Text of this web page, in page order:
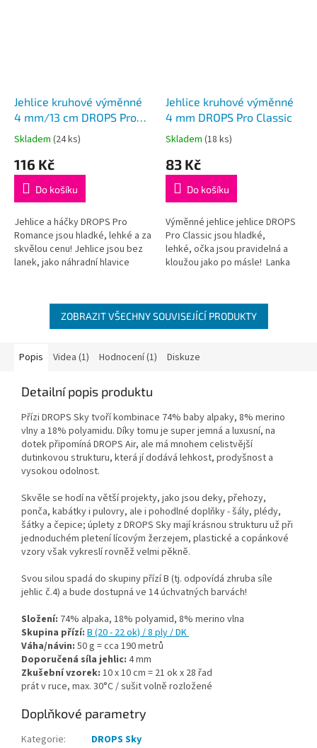
Jehlice kruhové výměnné
4 mm/13 cm DROPS Pro
Romance (Birch)
Průměrné
produktu
5,0
5
hvězdiček.
Skladem (24 ks)
116 Kč
Do košíku
Jehlice a háčky DROPS Pro
Romance jsou hladké, lehké a za
skvělou cenu! Jehlice jsou bez
lanek, jako náhradní hlavice
Jehlice kruhové výměnné
4 mm DROPS Pro Classic
Průměrné
produktu
5,0
5
hvězdiček.
Skladem (18 ks)
83 Kč
Do košíku
Výměnné jehlice jehlice DROPS
Pro Classic jsou hladké,
lehké, očka jsou pravidelná a
kloužou jako po másle! Lanka
ZOBRAZIT VŠECHNY SOUVISEJÍCÍ PRODUKTY
Popis Videa (1) Hodnocení (1) Diskuze
Detailní popis produktu
Přízi DROPS Sky tvoří kombinace 74% baby alpaky, 8% merino
vlny a 18% polyamidu. Díky tomu je super jemná a luxusní, na
dotek připomíná DROPS Air, ale má mnohem celistvější
dutinkovou strukturu, která jí dodává lehkost, prodyšnost a
vysokou odolnost.
Skvěle se hodí na větší projekty, jako jsou deky, přehozy,
ponča, kabátky i pulovry, ale i pohodlné doplňky - šály, plédy,
šátky a čepice; úplety z DROPS Sky mají krásnou strukturu už při
jednoduchém pletení lícovým žerzejem, plastické a copánkové
vzory však vykreslí rovněž velmi pěkně.
Svou silou spadá do skupiny přízí B (tj. odpovídá zhruba síle
jehlic č.4) a bude dostupná ve 14 úchvatných barvách!
Složení: 74% alpaka, 18% polyamid, 8% merino vlna
Skupina přízí: B (20 - 22 ok) / 8 ply / DK
Váha/návin: 50 g = cca 190 metrů
Doporučená síla jehlic: 4 mm
Zkušební vzorek: 10 x 10 cm = 21 ok x 28 řad
prát v ruce, max. 30°C / sušit volně rozložené
Doplňkové parametry
Kategorie:
DROPS Sky